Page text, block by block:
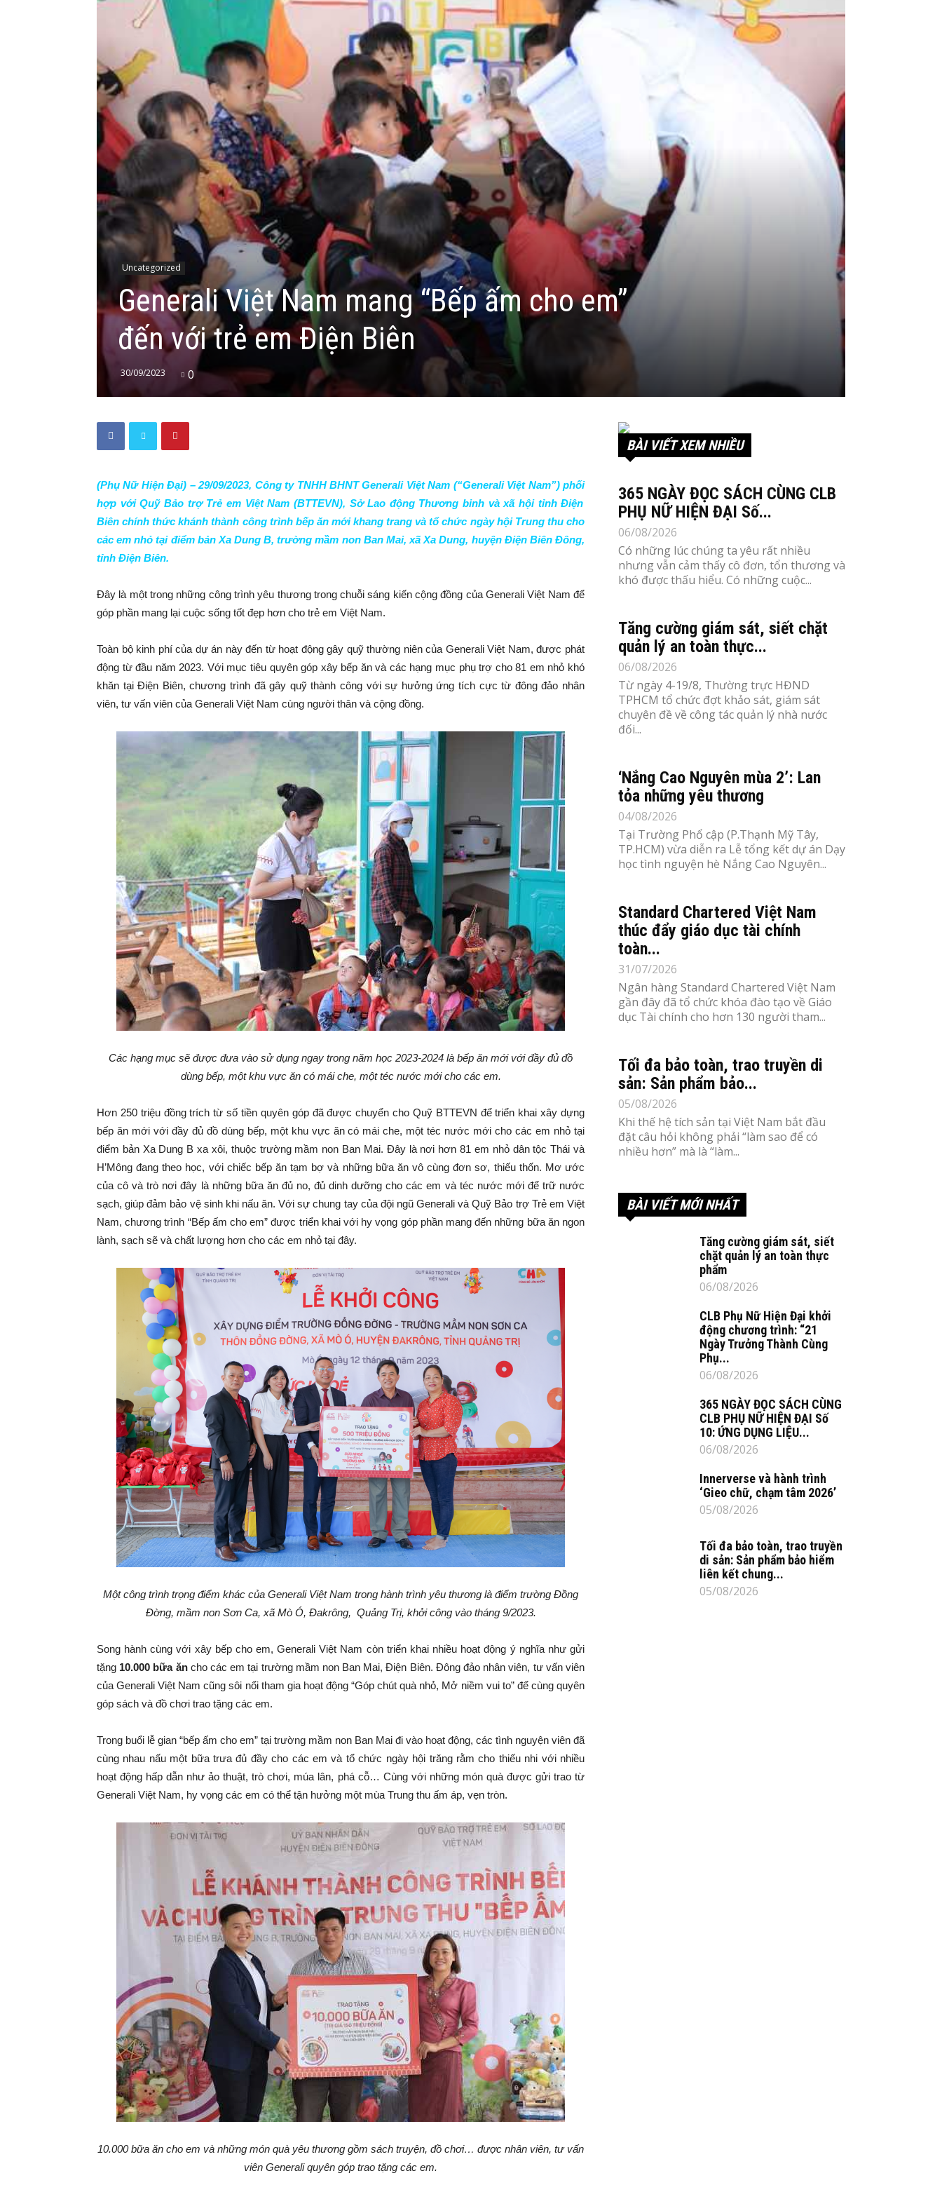
Uncategorized
Generali Việt Nam mang “Bếp ấm cho em”
đến với trẻ em Điện Biên
30/09/2023 0
(Phụ Nữ Hiện Đại) – 29/09/2023, Công ty TNHH BHNTGenerali Việt Nam (“Generali Việt Nam”) phối
hợp với Quỹ Bảo trợ Trẻ em Việt Nam (BTTEVN), Sở Lao động Thương binh và xã hội tỉnh Điện
Biên chính thức khánh thành công trình bếp ăn mới khang trang và tổ chức ngày hội Trung thu cho
các em nhỏ tại điểm bản Xa Dung B, trường mầm non Ban Mai, xã Xa Dung, huyện Điện Biên Đông,
tỉnh Điện Biên.
Đây là một trong những công trình yêu thương trong chuỗi sáng kiến cộng đồng của Generali Việt Nam để
góp phần mang lại cuộc sống tốt đẹp hơn cho trẻ em Việt Nam.
Toàn bộ kinh phí của dự án này đến từ hoạt động gây quỹ thường niên của Generali Việt Nam, được phát
động từ đầu năm 2023. Với mục tiêu quyên góp xây bếp ăn và các hạng mục phụ trợ cho 81 em nhỏ khó
khăn tại Điện Biên, chương trình đã gây quỹ thành công với sự hưởng ứng tích cực từ đông đảo nhân
viên, tư vấn viên của Generali Việt Nam cùng người thân và cộng đồng.
Các hạng mục sẽ được đưa vào sử dụng ngay trong năm học 2023-2024 là bếp ăn mới với đầy đủ đồ
dùng bếp, một khu vực ăn có mái che, một téc nước mới cho các em.
Hơn 250 triệu đồng trích từ số tiền quyên góp đã được chuyển cho Quỹ BTTEVN để triển khai xây dựng
bếp ăn mới với đầy đủ đồ dùng bếp, một khu vực ăn có mái che, một téc nước mới cho các em nhỏ tại
điểm bản Xa Dung B xa xôi, thuộc trường mầm non Ban Mai. Đây là nơi hơn 81 em nhỏ dân tộc Thái và
H’Mông đang theo học, với chiếc bếp ăn tạm bợ và những bữa ăn vô cùng đơn sơ, thiếu thốn. Mơ ước
của cô và trò nơi đây là những bữa ăn đủ no, đủ dinh dưỡng cho các em và téc nước mới để trữ nước
sạch, giúp đảm bảo vệ sinh khi nấu ăn. Với sự chung tay của đội ngũ Generali và Quỹ Bảo trợ Trẻ em Việt
Nam, chương trình “Bếp ấm cho em” được triển khai với hy vọng góp phần mang đến những bữa ăn ngon
lành, sạch sẽ và chất lượng hơn cho các em nhỏ tại đây.
Một công trình trọng điểm khác của Generali Việt Nam trong hành trình yêu thương là điểm trường Đồng
Đờng, mầm non Sơn Ca, xã Mò Ó, Đakrông, Quảng Trị, khởi công vào tháng 9/2023.
Song hành cùng với xây bếp cho em, Generali Việt Nam còn triển khai nhiều hoạt động ý nghĩa như gửi
tặng 10.000 bữa ăn cho các em tại trường mầm non Ban Mai, Điện Biên. Đông đảo nhân viên, tư vấn viên
của Generali Việt Nam cũng sôi nổi tham gia hoạt động “Góp chút quà nhỏ, Mở niềm vui to” để cùng quyên
góp sách và đồ chơi trao tặng các em.
Trong buổi lễ gian “bếp ấm cho em” tại trường mầm non Ban Mai đi vào hoạt động, các tình nguyện viên đã
cùng nhau nấu một bữa trưa đủ đầy cho các em và tổ chức ngày hội trăng rằm cho thiếu nhi với nhiều
hoạt động hấp dẫn như ảo thuật, trò chơi, múa lân, phá cỗ… Cùng với những món quà được gửi trao từ
Generali Việt Nam, hy vọng các em có thể tận hưởng một mùa Trung thu ấm áp, vẹn tròn.
10.000 bữa ăn cho em và những món quà yêu thương gồm sách truyện, đồ chơi… được nhân viên, tư vấn
viên Generali quyên góp trao tặng các em.
BÀI VIẾT XEM NHIỀU
365 NGÀY ĐỌC SÁCH CÙNG CLB
PHỤ NỮ HIỆN ĐẠI Số...
06/08/2026
Có những lúc chúng ta yêu rất nhiều
nhưng vẫn cảm thấy cô đơn, tổn thương và
khó được thấu hiểu. Có những cuộc...
Tăng cường giám sát, siết chặt
quản lý an toàn thực...
06/08/2026
Từ ngày 4-19/8, Thường trực HĐND
TPHCM tổ chức đợt khảo sát, giám sát
chuyên đề về công tác quản lý nhà nước
đối...
‘Nắng Cao Nguyên mùa 2’: Lan
tỏa những yêu thương
04/08/2026
Tại Trường Phổ cập (P.Thạnh Mỹ Tây,
TP.HCM) vừa diễn ra Lễ tổng kết dự án Dạy
học tình nguyện hè Nắng Cao Nguyên...
Standard Chartered Việt Nam
thúc đẩy giáo dục tài chính
toàn...
31/07/2026
Ngân hàng Standard Chartered Việt Nam
gần đây đã tổ chức khóa đào tạo về Giáo
dục Tài chính cho hơn 130 người tham...
Tối đa bảo toàn, trao truyền di
sản: Sản phẩm bảo...
05/08/2026
Khi thế hệ tích sản tại Việt Nam bắt đầu
đặt câu hỏi không phải “làm sao để có
nhiều hơn” mà là “làm...
BÀI VIẾT MỚI NHẤT
Tăng cường giám sát, siết
chặt quản lý an toàn thực
phẩm
06/08/2026
CLB Phụ Nữ Hiện Đại khởi
động chương trình: “21
Ngày Trưởng Thành Cùng
Phụ...
06/08/2026
365 NGÀY ĐỌC SÁCH CÙNG
CLB PHỤ NỮ HIỆN ĐẠI Số
10: ỨNG DỤNG LIỆU...
06/08/2026
Innerverse và hành trình
‘Gieo chữ, chạm tâm 2026’
05/08/2026
Tối đa bảo toàn, trao truyền
di sản: Sản phẩm bảo hiểm
liên kết chung...
05/08/2026